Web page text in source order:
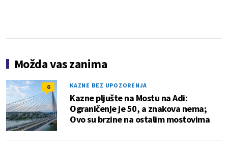
Možda vas zanima
6 KAZNE BEZ UPOZORENJA
Kazne pljušte na Mostu na Adi:
Ograničenje je 50, a znakova nema;
Ovo su brzine na ostalim mostovima